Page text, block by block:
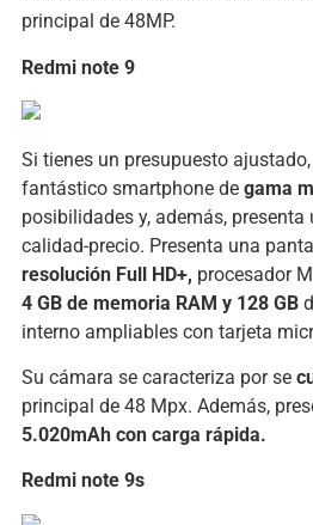
principal de 48MP.
Redmi note 9
Si tienes un presupuesto
fantástico smartphone de gama
posibilidades y, además, presenta
calidad-precio. Presenta una
resolución Full HD+, procesador
4 GB de memoria RAM y 128 GB
interno ampliables con tarjeta
Su cámara se caracteriza por se
principal de 48 Mpx. Además,
5.020mAh con carga rápida.
Redmi note 9s